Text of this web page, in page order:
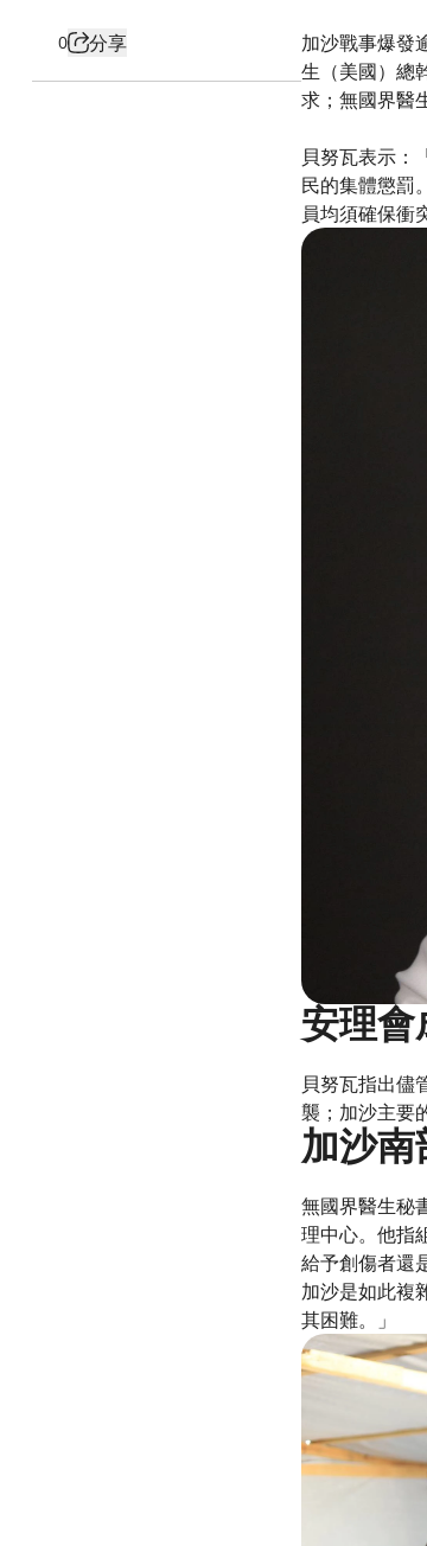
0 分享
加沙戰事爆發
生（美國）總
求；無國界醫
貝努瓦表示：
民的集體懲罰
員均須確保衝
安理會
貝努瓦指出儘
襲；加沙主要
加沙
無國界醫生秘
理中心。他指
給予創傷者還
加沙是如此複
其困難。」